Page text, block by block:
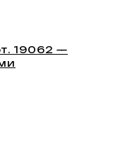
19062 —